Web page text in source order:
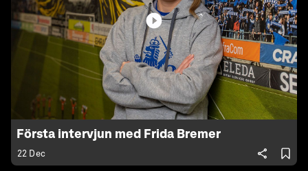
Första intervjun med Frida Bremer
22 Dec